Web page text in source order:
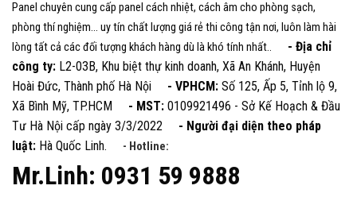
Panel chuyên cung cấp panel cách nhiệt, cách âm cho phòng sạch,
phòng thí nghiệm... uy tín chất lượng giá rẻ thi công tận nơi, luôn làm hài
lòng tất cả các đối tượng khách hàng dù là khó tính nhất..
- Địa chỉ
công ty: L2-03B, Khu biệt thự kinh doanh, Xã An Khánh, Huyện
Hoài Đức, Thành phố Hà Nội - VPHCM: Số 125, Ấp 5, Tỉnh lộ 9,
Xã Bình Mỹ, TP.HCM - MST: 0109921496 - Sở Kế Hoạch & Đầu
Tư Hà Nội cấp ngày 3/3/2022 - Người đại diện theo pháp
luật: Hà Quốc Linh. - Hotline:
Mr.Linh: 0931 59 9888